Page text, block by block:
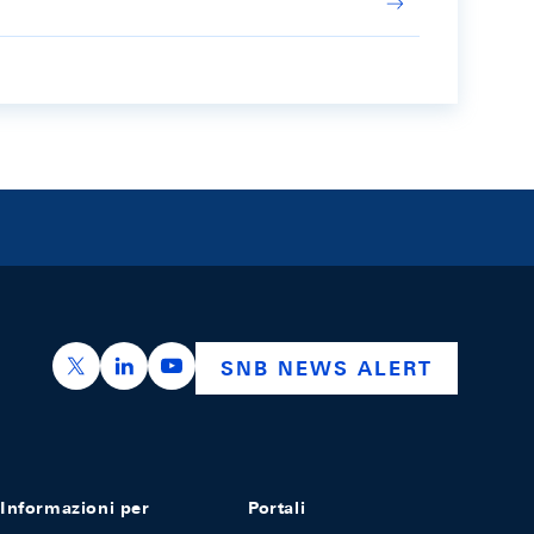
https://x.com/snb_bns
https://ch.linkedin.com/company/swiss-
https://www.youtube.com/
SNB NEWS ALERT
Informazioni per Portali